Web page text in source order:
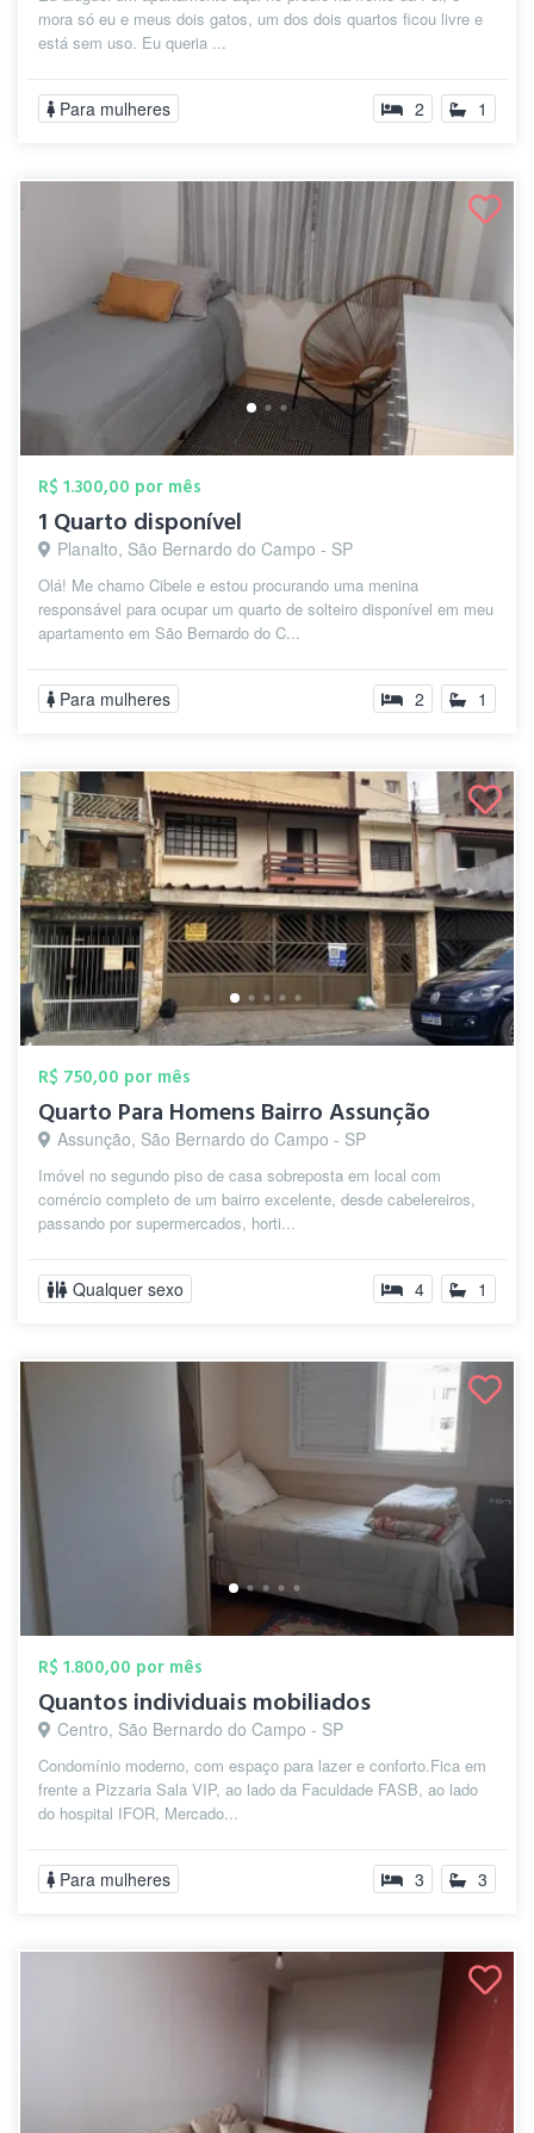
mora só eu e meus dois gatos, um dos dois quartos ficou livre e
está sem uso. Eu queria ...
Para mulheres 2 1
R$ 1.300,00 por mês
1 Quarto disponível
Planalto, São Bernardo do Campo - SP
Olá! Me chamo Cibele e estou procurando uma menina
responsável para ocupar um quarto de solteiro disponível em meu
apartamento em São Bernardo do C...
Para mulheres 2 1
R$ 750,00 por mês
Quarto Para Homens Bairro Assunção
Assunção, São Bernardo do Campo - SP
Imóvel no segundo piso de casa sobreposta em local com
comércio completo de um bairro excelente, desde cabelereiros,
passando por supermercados, horti...
Qualquer sexo 4 1
R$ 1.800,00 por mês
Quantos individuais mobiliados
Centro, São Bernardo do Campo - SP
Condomínio moderno, com espaço para lazer e conforto.Fica em
frente a Pizzaria Sala VIP, ao lado da Faculdade FASB, ao lado
do hospital IFOR, Mercado...
Para mulheres 3 3